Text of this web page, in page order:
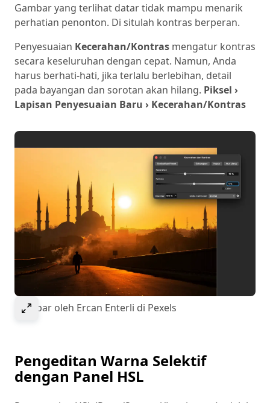
Gambar yang terlihat datar tidak mampu menarik
perhatian penonton. Di situlah kontras berperan.
Penyesuaian Kecerahan/Kontras mengatur kontras
secara keseluruhan dengan cepat. Namun, Anda
harus berhati-hati, jika terlalu berlebihan, detail
pada bayangan dan sorotan akan hilang. Piksel ›
Lapisan Penyesuaian Baru › Kecerahan/Kontras
Select to expand image
Gambar oleh Ercan Enterli di Pexels
Pengeditan Warna Selektif
dengan Panel HSL